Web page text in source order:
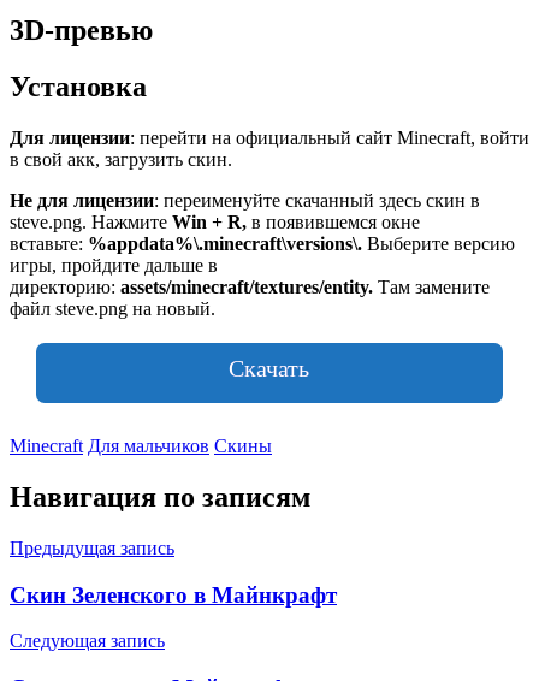
3D-превью
Установка
Для лицензии: перейти на официальный сайт Minecraft, войти
в свой акк, загрузить скин.
Не для лицензии: переименуйте скачанный здесь скин в
steve.png. Нажмите Win + R, в появившемся окне
вставьте: %appdata%\.minecraft\versions\. Выберите версию
игры, пройдите дальше в
директорию: assets/minecraft/textures/entity. Там замените
файл steve.png на новый.
Скачать
Minecraft Для мальчиков Скины
Навигация по записям
Предыдущая запись
Скин Зеленского в Майнкрафт
Следующая запись